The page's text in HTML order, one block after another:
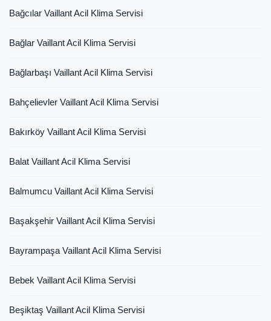
Bağcılar Vaillant Acil Klima Servisi
Bağlar Vaillant Acil Klima Servisi
Bağlarbaşı Vaillant Acil Klima Servisi
Bahçelievler Vaillant Acil Klima Servisi
Bakırköy Vaillant Acil Klima Servisi
Balat Vaillant Acil Klima Servisi
Balmumcu Vaillant Acil Klima Servisi
Başakşehir Vaillant Acil Klima Servisi
Bayrampaşa Vaillant Acil Klima Servisi
Bebek Vaillant Acil Klima Servisi
Beşiktaş Vaillant Acil Klima Servisi